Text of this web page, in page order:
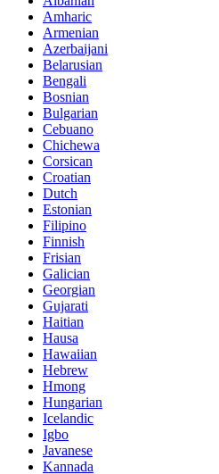
Amharic
Armenian
Azerbaijani
Belarusian
Bengali
Bosnian
Bulgarian
Cebuano
Chichewa
Corsican
Croatian
Dutch
Estonian
Filipino
Finnish
Frisian
Galician
Georgian
Gujarati
Haitian
Hausa
Hawaiian
Hebrew
Hmong
Hungarian
Icelandic
Igbo
Javanese
Kannada